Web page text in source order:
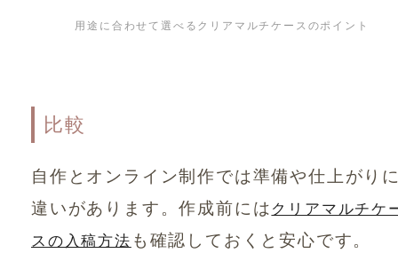
用途に合わせて選べるクリアマルチケースのポイント
比較
自作とオンライン制作では準備や仕上がり
違いがあります。作成前にはクリアマルチケ
スの入稿方法 も確認しておくと安心です。